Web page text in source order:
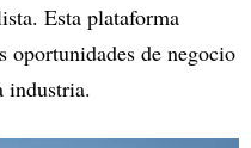
Esta plataforma
oportunidades de negocio
industria.